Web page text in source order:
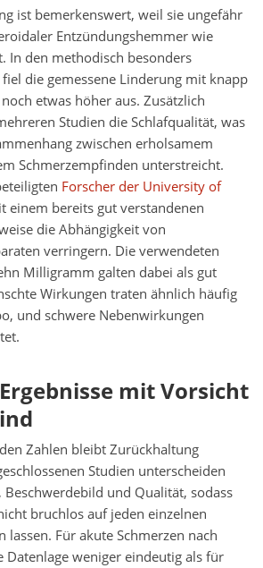
ist bemerkenswert, weil sie ungefähr
Entzündungshemmer wie
In den methodisch besonders
die gemessene Linderung mit knapp
etwas höher aus. Zusätzlich
Studien die Schlafqualität, was
zwischen erholsamem
Schmerzempfinden unterstreicht.
Forscher der University of
einem bereits gut verstandenen
die Abhängigkeit von
verringern. Die verwendeten
Milligramm galten dabei als gut
Wirkungen traten ähnlich häufig
und schwere Nebenwirkungen
mit Vorsicht
Zahlen bleibt Zurückhaltung
Studien unterscheiden
Beschwerdebild und Qualität, sodass
bruchlos auf jeden einzelnen
lassen. Für akute Schmerzen nach
Datenlage weniger eindeutig als für